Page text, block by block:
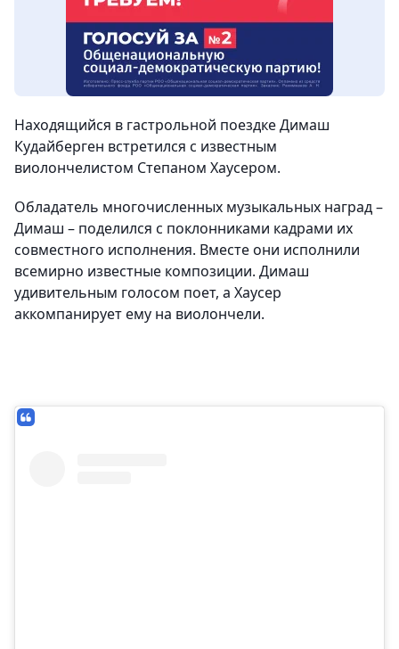
Находящийся в гастрольной поездке Димаш
Кудайберген встретился с известным
виолончелистом Степаном Хаусером.
Обладатель многочисленных музыкальных наград –
Димаш – поделился с поклонниками кадрами их
совместного исполнения. Вместе они исполнили
всемирно известные композиции. Димаш
удивительным голосом поет, а Хаусер
аккомпанирует ему на виолончели.